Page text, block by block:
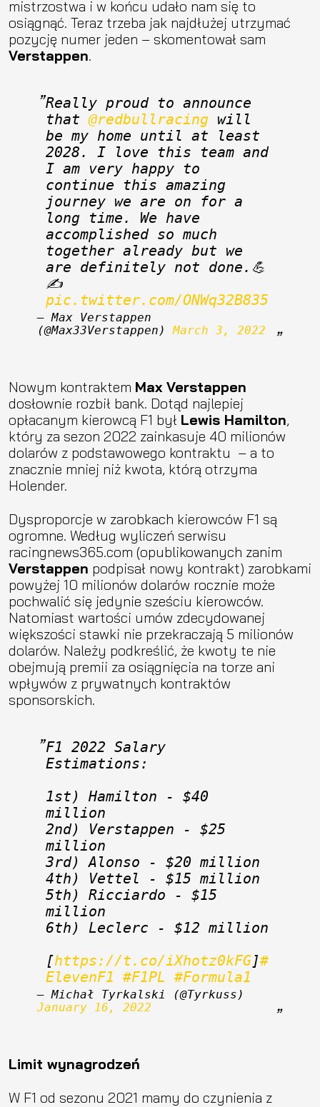
mistrzostwa i w końcu udało nam się to
osiągnąć. Teraz trzeba jak najdłużej utrzymać
pozycję numer jeden – skomentował sam
Verstappen.
Really proud to announce
that @redbullracing will
be my home until at least
2028. I love this team and
I am very happy to
continue this amazing
journey we are on for a
long time. We have
accomplished so much
together already but we
are definitely not done.💪
✍️
pic.twitter.com/ONWq32B835
— Max Verstappen
(@Max33Verstappen) March 3, 2022
Nowym kontraktem Max Verstappen
dosłownie rozbił bank. Dotąd najlepiej
opłacanym kierowcą F1 był Lewis Hamilton,
który za sezon 2022 zainkasuje 40 milionów
dolarów z podstawowego kontraktu – a to
znacznie mniej niż kwota, którą otrzyma
Holender.
Dysproporcje w zarobkach kierowców F1 są
ogromne. Według wyliczeń serwisu
racingnews365.com (opublikowanych zanim
Verstappen podpisał nowy kontrakt) zarobkami
powyżej 10 milionów dolarów rocznie może
pochwalić się jedynie sześciu kierowców.
Natomiast wartości umów zdecydowanej
większości stawki nie przekraczają 5 milionów
dolarów. Należy podkreślić, że kwoty te nie
obejmują premii za osiągnięcia na torze ani
wpływów z prywatnych kontraktów
sponsorskich.
F1 2022 Salary
Estimations:
1st) Hamilton - $40
million
2nd) Verstappen - $25
million
3rd) Alonso - $20 million
4th) Vettel - $15 million
5th) Ricciardo - $15
million
6th) Leclerc - $12 million
[https://t.co/iXhotz0kFG]#
ElevenF1
#F1PL #Formula1
January 16, 2022
Limit wynagrodzeń
W F1 od sezonu 2021 mamy do czynienia z